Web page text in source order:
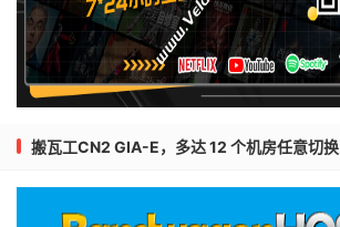
搬瓦工CN2 GIA-E，多达 12 个机房任意切换